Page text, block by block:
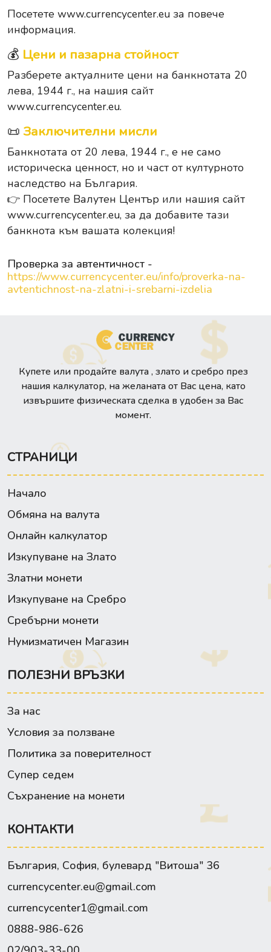
Посетете www.currencycenter.eu за повече
информация.
💰 Цени и пазарна стойност
Разберете актуалните цени на банкнотата 20
лева, 1944 г., на нашия сайт
www.currencycenter.eu.
📜 Заключителни мисли
Банкнотата от 20 лева, 1944 г., е не само
историческа ценност, но и част от културното
наследство на България.
👉 Посетете Валутен Център или нашия сайт
www.currencycenter.eu, за да добавите тази
банкнота към вашата колекция!
Проверка за автентичност -
https://www.currencycenter.eu/info/proverka-na-
avtentichnost-na-zlatni-i-srebarni-izdelia
Купете или продайте валута , злато и сребро през
нашия калкулатор, на желаната от Вас цена, като
извършите физическата сделка в удобен за Вас
момент.
СТРАНИЦИ
Начало
Обмяна на валута
Онлайн калкулатор
Изкупуване на Злато
Златни монети
Изкупуване на Сребро
Сребърни монети
Нумизматичен Магазин
ПОЛЕЗНИ ВРЪЗКИ
За нас
Условия за ползване
Политика за поверителност
Супер седем
Съхранение на монети
КОНТАКТИ
България, София, булевард "Витоша" 36
currencycenter.eu@gmail.com
currencycenter1@gmail.com
0888-986-626